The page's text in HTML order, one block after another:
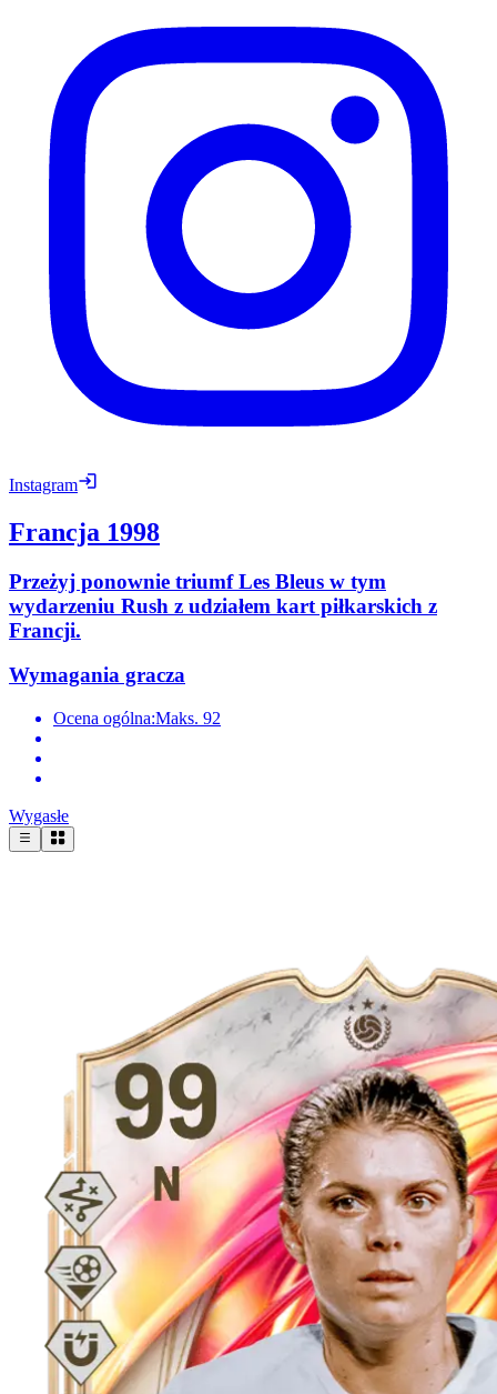
Instagram
Francja 1998
Przeżyj ponownie triumf Les Bleus w tym
wydarzeniu Rush z udziałem kart piłkarskich z
Francji.
Wymagania gracza
Ocena ogólna:Maks. 92
Wygasłe